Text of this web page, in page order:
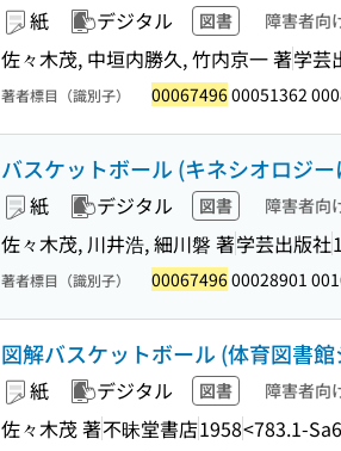
紙 デジタル 図書 障害者向
佐々木茂, 中垣内勝久, 竹内京一 著学芸
著者標目（識別子） 0006749600051362
バスケットボール (キネシオロジ
紙 デジタル 図書 障害者向
佐々木茂, 川井浩, 細川磐 著学芸出版社
著者標目（識別子） 0006749600028901
図解バスケットボール (体育図書
紙 デジタル 図書 障害者向
佐々木茂 著不昧堂書店1958<783.1-